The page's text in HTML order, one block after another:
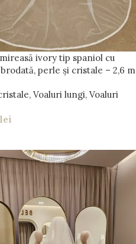
ivory tip spaniol cu
perle și cristale – 2,6 m
, Voaluri lungi, Voaluri
lei